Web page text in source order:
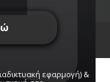
εφαρμογή) &